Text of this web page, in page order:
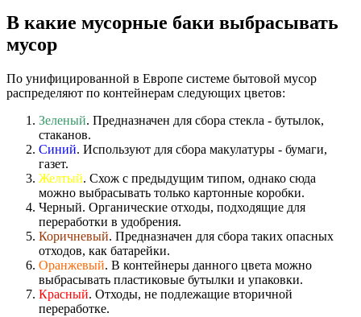
В какие мусорные баки выбрасывать
мусор
По унифицированной в Европе системе бытовой мусор
распределяют по контейнерам следующих цветов:
Зеленый. Предназначен для сбора стекла - бутылок,
стаканов.
Синий. Используют для сбора макулатуры - бумаги,
газет.
Желтый. Схож с предыдущим типом, однако сюда
можно выбрасывать только картонные коробки.
Черный. Органические отходы, подходящие для
переработки в удобрения.
Коричневый. Предназначен для сбора таких опасных
отходов, как батарейки.
Оранжевый. В контейнеры данного цвета можно
выбрасывать пластиковые бутылки и упаковки.
Красный. Отходы, не подлежащие вторичной
переработке.